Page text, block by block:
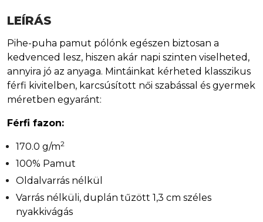
LEÍRÁS
Pihe-puha pamut pólónk egészen biztosan a
kedvenced lesz, hiszen akár napi szinten viselheted,
annyira jó az anyaga. Mintáinkat kérheted klasszikus
férfi kivitelben, karcsúsított női szabással és gyermek
méretben egyaránt:
Férfi fazon:
170.0 g/m2
100% Pamut
Oldalvarrás nélkül
Varrás nélküli, duplán tűzött 1,3 cm széles
nyakkivágás